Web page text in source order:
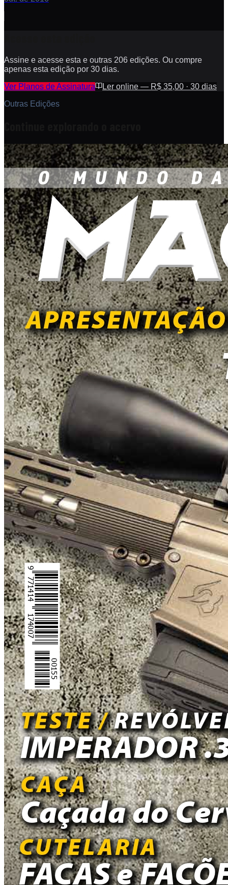
Assine e acesse esta e outras 206 edições. Ou compre
apenas esta edição por 30 dias.
Ver Planos de Assinatura
Ler online — R$ 35,00 · 30 dias
Outras Edições